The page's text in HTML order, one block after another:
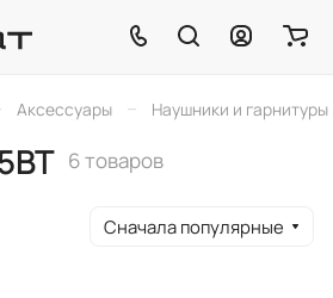
Аксессуары – Наушники и гарнитуры
6 товаров
Сначала популярные